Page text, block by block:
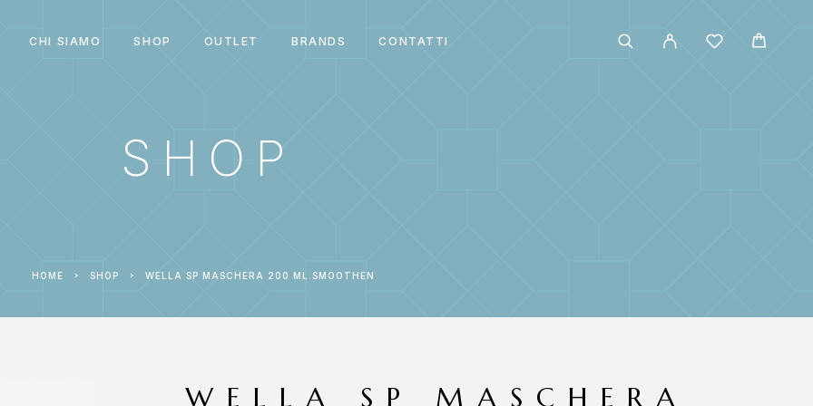
CHI SIAMO SHOP OUTLET BRANDS CONTATTI
SHOP
HOME SHOP WELLA SP MASCHERA 200 ML.SMOOTHEN
WELLA SP MASCHERA